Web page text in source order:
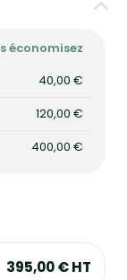
économisez
40,00 €
120,00 €
400,00 €
395,00 €HT